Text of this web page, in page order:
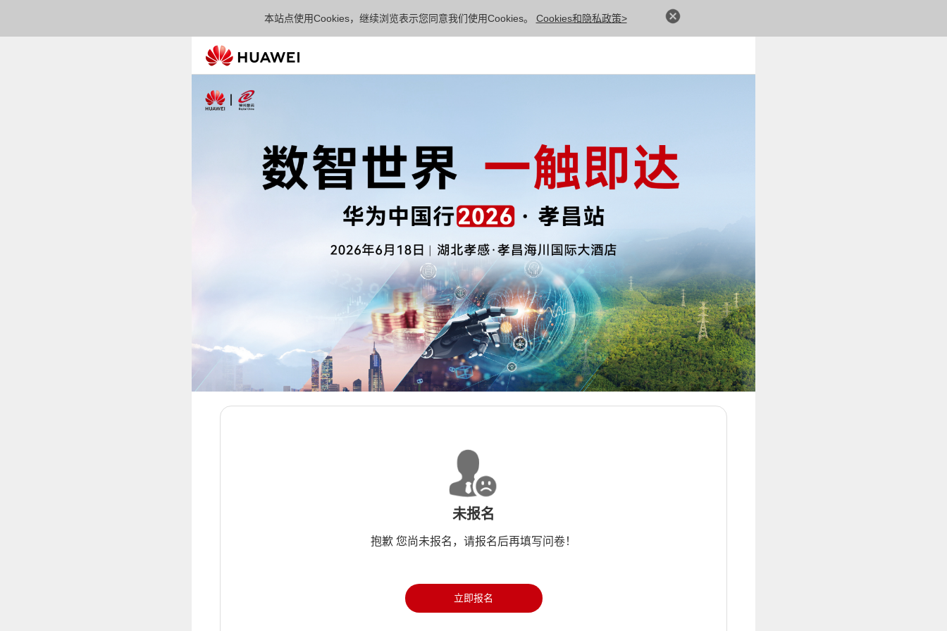
本站点使用Cookies，继续浏览表示您同意我们使用Cookies。 Cookies和隐私政策>
未报名
抱歉 您尚未报名，请报名后再填写问卷！
立即报名